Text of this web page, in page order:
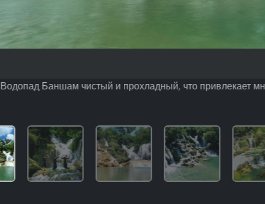
Водопад Баншам чистый и прохладный, что привлекает